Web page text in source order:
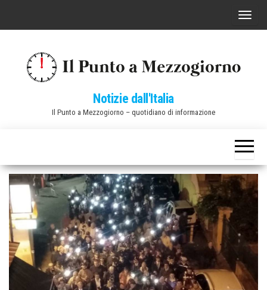
C
a
v
i
o
Notizie dall'Italia
Il Punto a Mezzogiorno – quotidiano di informazione